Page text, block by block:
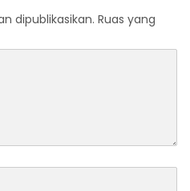
dipublikasikan. Ruas yang